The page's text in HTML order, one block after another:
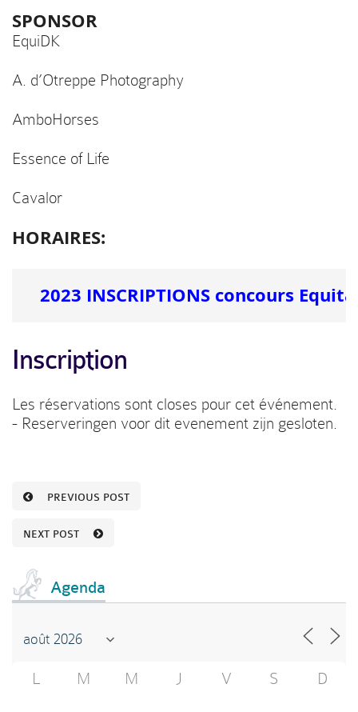
SPONSOR
EquiDK
A. d’Otreppe Photography
AmboHorses
Essence of Life
Cavalor
HORAIRES:
2023 INSCRIPTIONS concours
Inscription
Les réservations sont closes pour cet événement.
- Reserveringen voor dit evenement zijn gesloten.
PREVIOUS POST
NEXT POST
Agenda
L M M J V S D